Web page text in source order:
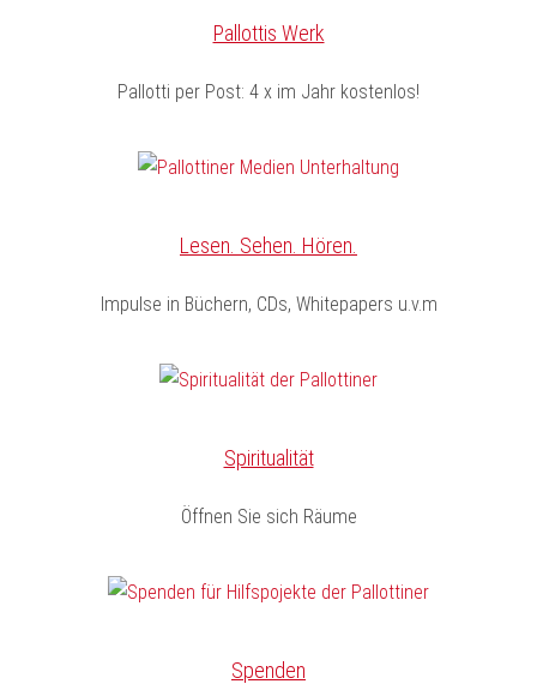
Pallottis Werk
Pallotti per Post: 4 x im Jahr kostenlos!
Lesen. Sehen. Hören.
Impulse in Büchern, CDs, Whitepapers u.v.m
Spiritualität
Öffnen Sie sich Räume
Spenden